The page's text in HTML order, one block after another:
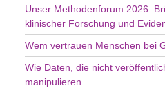
Unser Methodenforum 2026:
klinischer Forschung und
Wem vertrauen Menschen bei
Wie Daten, die nicht
manipulieren